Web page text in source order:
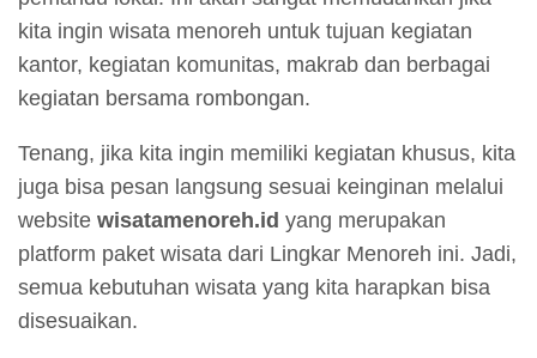
kita ingin wisata menoreh untuk tujuan kegiatan
kantor, kegiatan komunitas, makrab dan berbagai
kegiatan bersama rombongan.
Tenang, jika kita ingin memiliki kegiatan khusus, kita
juga bisa pesan langsung sesuai keinginan melalui
website wisatamenoreh.id yang merupakan
platform paket wisata dari Lingkar Menoreh ini. Jadi,
semua kebutuhan wisata yang kita harapkan bisa
disesuaikan.